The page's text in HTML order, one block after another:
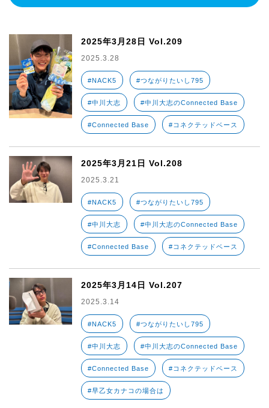
2025年3月28日 Vol.209
2025.3.28
#NACK5 #つながりたいし795
#中川大志 #中川大志のConnected Base
#Connected Base #コネクテッドベース
2025年3月21日 Vol.208
2025.3.21
#NACK5 #つながりたいし795
#中川大志 #中川大志のConnected Base
#Connected Base #コネクテッドベース
2025年3月14日 Vol.207
2025.3.14
#NACK5 #つながりたいし795
#中川大志 #中川大志のConnected Base
#Connected Base #コネクテッドベース
#早乙女カナコの場合は